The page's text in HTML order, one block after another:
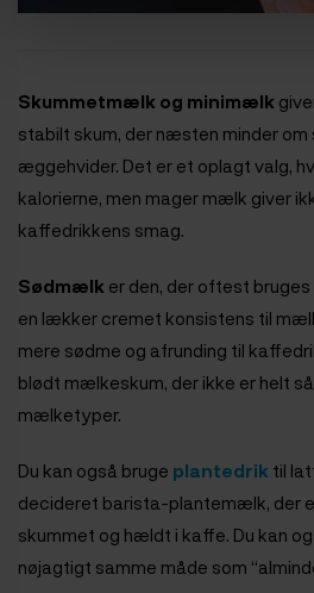
Skummetmælk og minimælk
stabilt skum, der næsten minder
æggehvider. Det er et oplagt valg,
kalorierne, men mager mælk giver
kaffedrikkens smag.
Sødmælk er den, der oftest
en lækker cremet konsistens til
mere sødme og afrunding til
blødt mælkeskum, der ikke er helt
mælketyper.
Du kan også bruge plantedrik til
decideret barista-plantemælk, der
skummet og hældt i kaffe. Du kan
nøjagtigt samme måde som